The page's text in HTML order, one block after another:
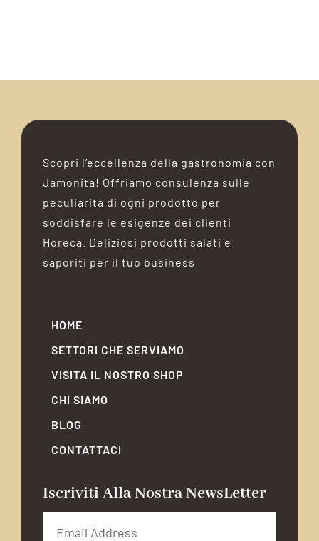
Scopri l’eccellenza della gastronomia con
Jamonita! Offriamo consulenza sulle
peculiarità di ogni prodotto per
soddisfare le esigenze dei clienti
Horeca. Deliziosi prodotti salati e
saporiti per il tuo business
HOME
SETTORI CHE SERVIAMO
VISITA IL NOSTRO SHOP
CHI SIAMO
BLOG
CONTATTACI
Iscriviti Alla Nostra NewsLetter